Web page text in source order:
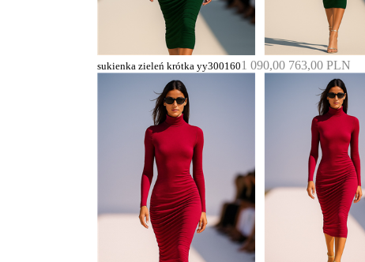
sukienka zieleń krótka yy3001601 090,00 763,00 PLN